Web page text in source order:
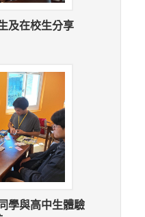
及在校生分享
學與高中生體驗